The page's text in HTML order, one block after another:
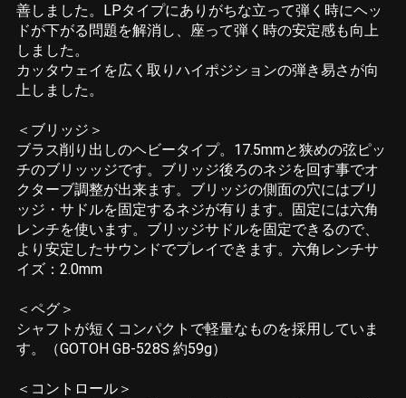
善しました。LPタイプにありがちな立って弾く時にヘッ
ドが下がる問題を解消し、座って弾く時の安定感も向上
しました。
カッタウェイを広く取りハイポジションの弾き易さが向
上しました。
＜ブリッジ＞
ブラス削り出しのヘビータイプ。17.5mmと狭めの弦ピッ
チのブリッッジです。ブリッジ後ろのネジを回す事でオ
クターブ調整が出来ます。ブリッジの側面の穴にはブリ
ッジ・サドルを固定するネジが有ります。固定には六角
レンチを使います。ブリッジサドルを固定できるので、
より安定したサウンドでプレイできます。六角レンチサ
イズ：2.0mm
＜ペグ＞
シャフトが短くコンパクトで軽量なものを採用していま
す。（GOTOH GB-528S 約59g）
＜コントロール＞